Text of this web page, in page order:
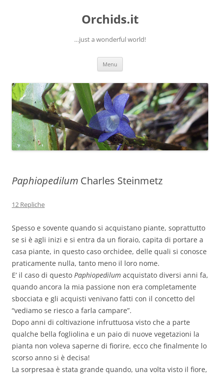
Orchids.it
…just a wonderful world!
Menu
Paphiopedilum Charles Steinmetz
12 Repliche
Spesso e sovente quando si acquistano piante, soprattutto
se si è agli inizi e si entra da un fioraio, capita di portare a
casa piante, in questo caso orchidee, delle quali si conosce
praticamente nulla, tanto meno il loro nome.
E’ il caso di questo Paphiopedilum acquistato diversi anni fa,
quando ancora la mia passione non era completamente
sbocciata e gli acquisti venivano fatti con il concetto del
“vediamo se riesco a farla campare”.
Dopo anni di coltivazione infruttuosa visto che a parte
qualche bella fogliolina e un paio di nuove vegetazioni la
pianta non voleva saperne di fiorire, ecco che finalmente lo
scorso anno si è decisa!
La sorpresaa è stata grande quando, una volta visto il fiore,